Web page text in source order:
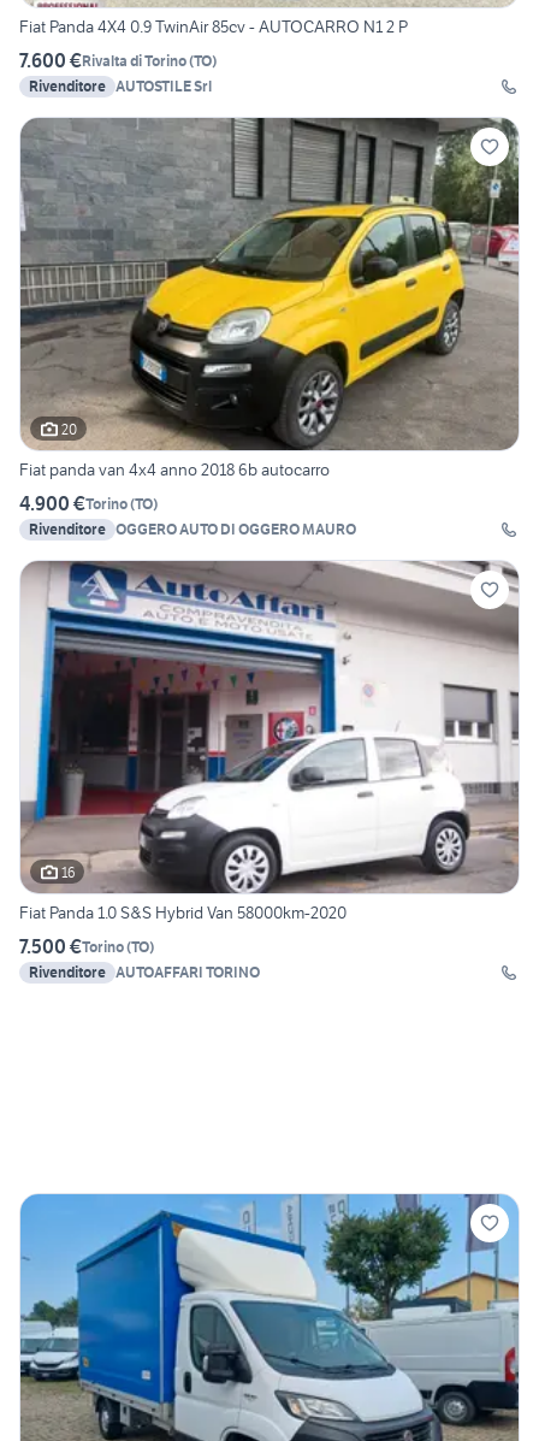
Fiat Panda 4X4 0.9 TwinAir 85cv - AUTOCARRO N1 2 P
7.600 €Rivalta di Torino(TO)
Rivenditore AUTOSTILE Srl
20
Fiat panda van 4x4 anno 2018 6b autocarro
4.900 €Torino(TO)
Rivenditore OGGERO AUTO DI OGGERO MAURO
16
Fiat Panda 1.0 S&S Hybrid Van 58000km-2020
7.500 €Torino(TO)
Rivenditore AUTOAFFARI TORINO